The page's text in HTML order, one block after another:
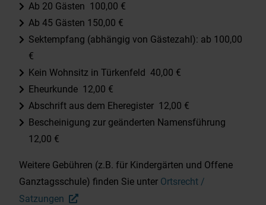
Ab 20 Gästen 100,00 €
Ab 45 Gästen 150,00 €
Sektempfang (abhängig von Gästezahl): ab 100,00
€
Kein Wohnsitz in Türkenfeld 40,00 €
Eheurkunde 12,00 €
Abschrift aus dem Eheregister 12,00 €
Bescheinigung zur geänderten Namensführung
12,00 €
Weitere Gebühren (z.B. für Kindergärten und Offene
Ganztagsschule) finden Sie unter Ortsrecht /
Satzungen